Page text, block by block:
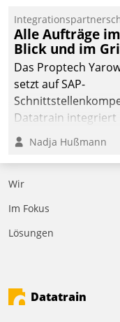
Alle Aufträge im
Blick und im
Das Proptech
setzt auf SAP-
Datatrain integriert
Yarowas Portal zur
Vergabe und
von Aufträgen der
operativen
Instandhaltung in die
deutscher
den Weg vom
Mieteranliegen zum
Nadja Hußmann
Wir
Im Fokus
Lösungen
Datatrain